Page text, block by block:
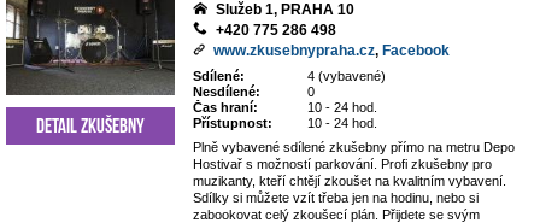
Služeb 1, PRAHA 10
+420 775 286 498
www.zkusebnypraha.cz, Facebook
Sdílené:
4 (vybavené)
Nesdílené:
0
Čas hraní:
10 - 24 hod.
Přístupnost:
10 - 24 hod.
Plně vybavené sdílené zkušebny přímo na metru Depo
Hostivař s možností parkování. Profi zkušebny pro
muzikanty, kteří chtějí zkoušet na kvalitním vybavení.
Sdílky si můžete vzít třeba jen na hodinu, nebo si
zabookovat celý zkoušecí plán. Přijdete se svým
Detail zkušebny